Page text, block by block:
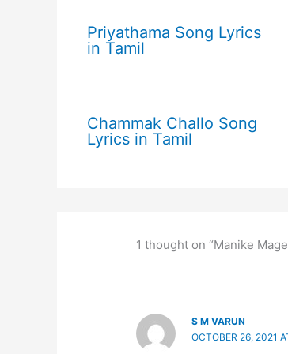
Priyathama Song Lyrics
in Tamil
Chammak Challo Song
Lyrics in Tamil
1 thought on “Manike
S M VARUN
OCTOBER 26, 2021